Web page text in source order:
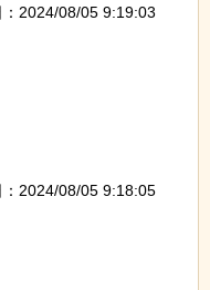
：2024/08/05 9:19:03
：2024/08/05 9:18:05